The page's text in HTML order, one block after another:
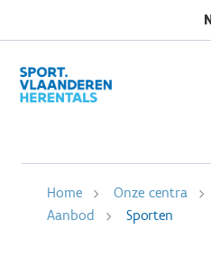
Home Onze centra
Aanbod
Sporten